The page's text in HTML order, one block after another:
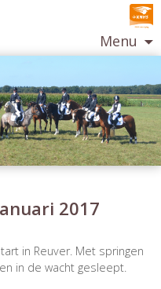
Menu
2017
in Reuver. Met springen
in de wacht gesleept.